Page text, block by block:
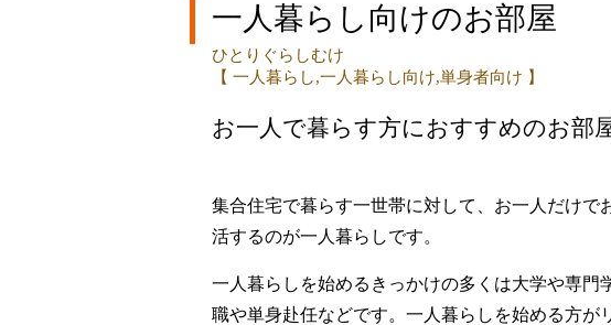
一人暮らし向けのお部屋
ひとりぐらしむけ
【 一人暮らし,一人暮らし向け,単身者向け 】
お一人で暮らす方におすすめのお部
集合住宅で暮らす一世帯に対して、お一人だけで
活するのが一人暮らしです。
一人暮らしを始めるきっかけの多くは大学や専門
職や単身赴任などです。一人暮らしを始める方が